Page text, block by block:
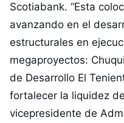
Scotiabank. “Esta
avanzando en el
estructurales en
megaproyectos:
de Desarrollo El
fortalecer la liquidez
vicepresidente de